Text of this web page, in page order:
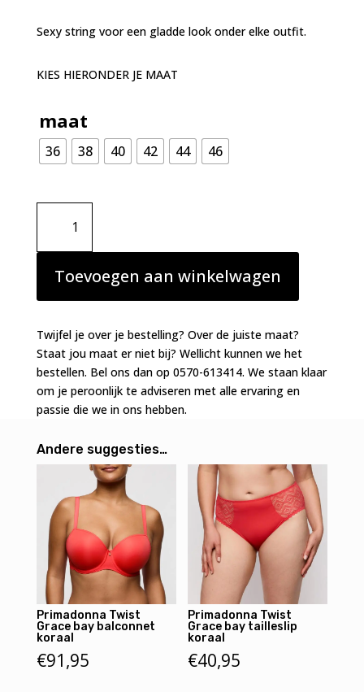
Sexy string voor een gladde look onder elke outfit.
KIES HIERONDER JE MAAT
maat
36 38 40 42 44 46
Primadonna
Twist
Grace
bay
string
koraal
Toevoegen aan winkelwagen
Twijfel je over je bestelling? Over de juiste maat?
Staat jou maat er niet bij? Wellicht kunnen we het
bestellen. Bel ons dan op 0570-613414. We staan klaar
om je peroonlijk te adviseren met alle ervaring en
passie die we in ons hebben.
Andere suggesties…
Primadonna Twist
Grace bay balconnet
koraal
€91,95
Primadonna Twist
Grace bay tailleslip
koraal
€40,95